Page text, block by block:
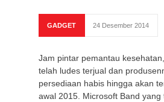
GADGET 24 Desember 2014
Jam pintar pemantau
telah ludes terjual dan
persediaan habis hingga akan
awal 2015. Microsoft Band yang